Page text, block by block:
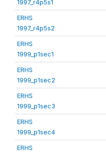
1997_r4p5s1
ERHS
1997_r4p5s2
ERHS
1999_p1sec1
ERHS
1999_p1sec2
ERHS
1999_p1sec3
ERHS
1999_p1sec4
ERHS